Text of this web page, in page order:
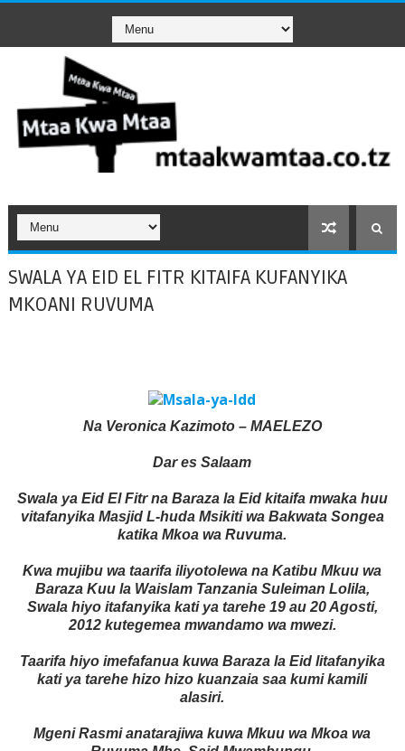
SWALA YA EID EL FITR KITAIFA KUFANYIKA
MKOANI RUVUMA
Na Veronica Kazimoto – MAELEZO
Dar es Salaam
Swala ya Eid El Fitr na Baraza la Eid kitaifa mwaka huu
vitafanyika Masjid L-huda Msikiti wa Bakwata Songea
katika Mkoa wa Ruvuma.
Kwa mujibu wa taarifa iliyotolewa na Katibu Mkuu wa
Baraza Kuu la Waislam Tanzania Suleiman Lolila,
Swala hiyo itafanyika kati ya tarehe 19 au 20 Agosti,
2012 kutegemea mwandamo wa mwezi.
Taarifa hiyo imefafanua kuwa Baraza la Eid litafanyika
kati ya tarehe hizo hizo kuanzaia saa kumi kamili
alasiri.
Mgeni Rasmi anatarajiwa kuwa Mkuu wa Mkoa wa